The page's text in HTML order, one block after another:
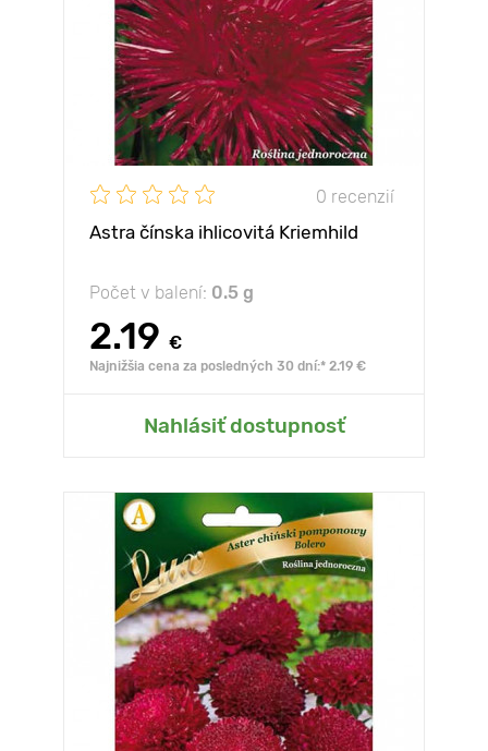
0 recenzií
Astra čínska ihlicovitá Kriemhild
Počet v balení: 0.5 g
2.19 €
Najnižšia cena za posledných 30 dní:* 2.19 €
Nahlásiť dostupnosť